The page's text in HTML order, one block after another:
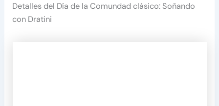
Detalles del Día de la Comundad clásico: Soñando
con Dratini